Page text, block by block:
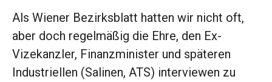
Als Wiener Bezirksblatt hatten wir nicht oft,
aber doch regelmäßig die Ehre, den Ex-
Vizekanzler, Finanzminister und späteren
Industriellen (Salinen, ATS) interviewen zu